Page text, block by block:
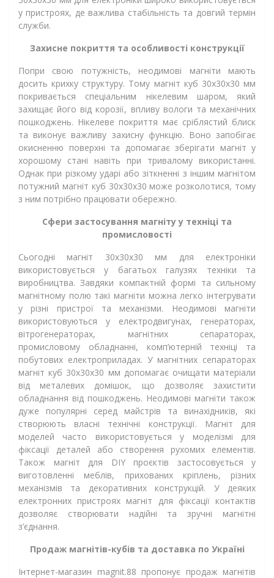
у пристроях, де важлива стабільність та довгий термін
служби.
Захисне покриття та особливості конструкції
Попри свою потужність, неодимові магніти мають
досить крихку структуру. Тому магніт куб 30х30х30 мм
покривається спеціальним нікелевим шаром, який
захищає його від корозії, впливу вологи та механічних
пошкоджень. Нікелеве покриття має сріблястий блиск
та виконує важливу захисну функцію. Воно запобігає
окисненню поверхні та допомагає зберігати магніт у
хорошому стані навіть при тривалому використанні.
Однак при різкому ударі або зіткненні з іншим магнітом
потужний магніт куб 30х30х30 може розколотися, тому
з ним потрібно працювати обережно.
Сфери застосування магніту у техніці та
промисловості
Сьогодні магніт 30х30х30 мм для електроніки
використовується у багатьох галузях техніки та
виробництва. Завдяки компактній формі та сильному
магнітному полю такі магніти можна легко інтегрувати
у різні пристрої та механізми. Неодимові магніти
використовуються у електродвигунах, генераторах,
вітрогенераторах, магнітних сепараторах,
промисловому обладнанні, комп’ютерній техніці та
побутових електроприладах. У магнітних сепараторах
магніт куб 30х30х30 мм допомагає очищати матеріали
від металевих домішок, що дозволяє захистити
обладнання від пошкоджень. Неодимові магніти також
дуже популярні серед майстрів та винахідників, які
створюють власні технічні конструкції. Магніт для
моделей часто використовується у моделізмі для
фіксації деталей або створення рухомих елементів.
Також магніт для DIY проєктів застосовується у
виготовленні меблів, прихованих кріплень, різних
механізмів та декоративних конструкцій. У деяких
електронних пристроях магніт для фіксації контактів
дозволяє створювати надійні та зручні магнітні
з’єднання.
Продаж магнітів-кубів та доставка по Україні
Інтернет-магазин magnit.88 пропонує продаж магнітів